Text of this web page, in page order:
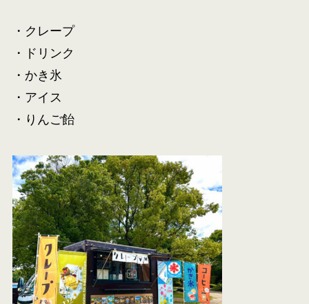
・クレープ
・ドリンク
・かき氷
・アイス
・りんご飴